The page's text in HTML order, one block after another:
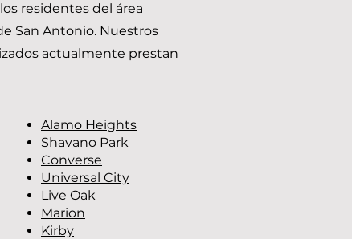
residentes del área
San Antonio. Nuestros
actualmente prestan
Alamo Heights
Shavano Park
Converse
Universal City
Live Oak
Marion
Kirby